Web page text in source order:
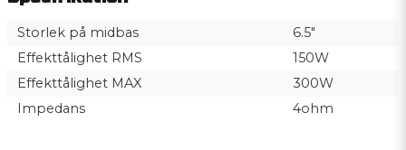
Storlek på midbas
6.5"
Effekttålighet RMS
150W
Effekttålighet MAX
300W
Impedans
4ohm